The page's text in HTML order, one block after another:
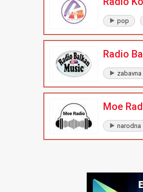
pop
Radio
zabavna
Moe
narodna